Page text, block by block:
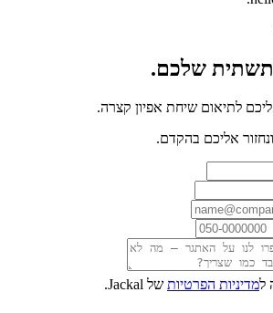
שלכם.
לתיאום שיחת אפיון קצרה.
אליכם בהקדם.
למדיניות הפרטיות של Jackal.